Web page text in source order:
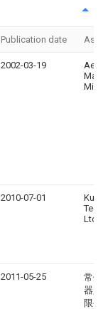
Publication date
2002-03-19
Matra
2010-07-01
Ltd
2011-05-25
常州
器人
限公